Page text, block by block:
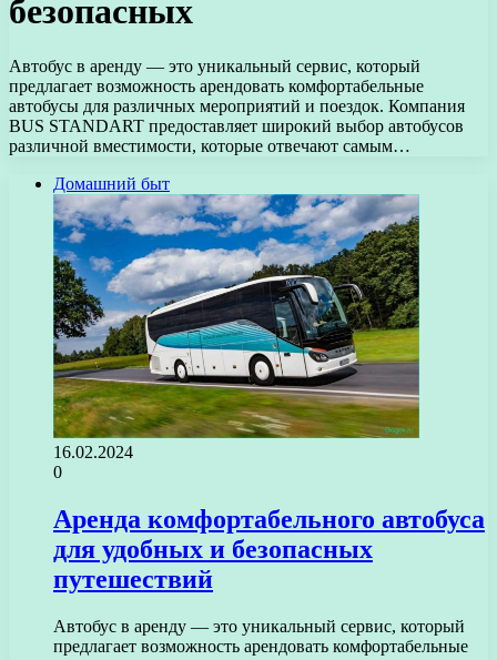
безопасных
Автобус в аренду — это уникальный сервис, который
предлагает возможность арендовать комфортабельные
автобусы для различных мероприятий и поездок. Компания
BUS STANDART предоставляет широкий выбор автобусов
различной вместимости, которые отвечают самым…
Домашний быт
16.02.2024
0
Аренда комфортабельного автобуса
для удобных и безопасных
путешествий
Автобус в аренду — это уникальный сервис, который
предлагает возможность арендовать комфортабельные